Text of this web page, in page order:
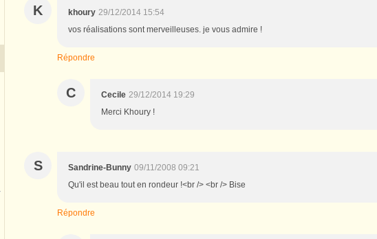
K khoury 29/12/2014 15:54
vos réalisations sont merveilleuses. je vous admire !
Répondre
C Cecile 29/12/2014 19:29
Merci Khoury !
S Sandrine-Bunny 09/11/2008 09:21
Qu'il est beau tout en rondeur !<br /> <br /> Bise
Répondre